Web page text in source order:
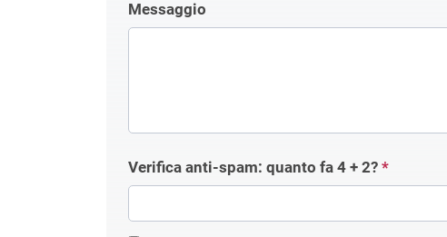
Messaggio
Verifica anti-spam: quanto fa 4 + 2? *